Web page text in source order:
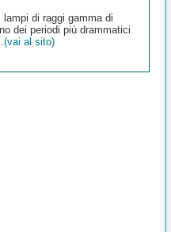
lampi di raggi gamma di
dei periodi più drammatici
(vai al sito)